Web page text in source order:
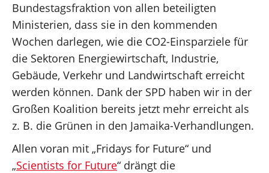
Bundestagsfraktion von allen beteiligten
Ministerien, dass sie in den kommenden
Wochen darlegen, wie die CO2-Einsparziele für
die Sektoren Energiewirtschaft, Industrie,
Gebäude, Verkehr und Landwirtschaft erreicht
werden können. Dank der SPD haben wir in der
Großen Koalition bereits jetzt mehr erreicht als
z. B. die Grünen in den Jamaika-Verhandlungen.
Allen voran mit „Fridays for Future“ und
„Scientists for Future“ drängt die